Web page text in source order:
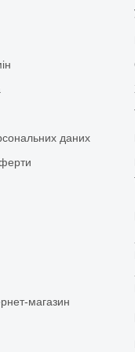
даних
магазин